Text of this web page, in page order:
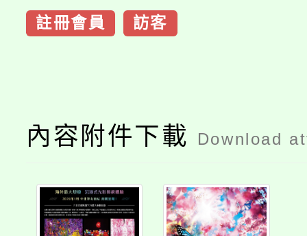
註冊會員 訪客
內容附件下載 Download